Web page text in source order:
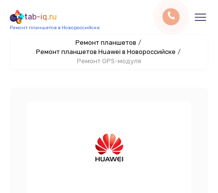
tab-iq.ru
Ремонт планшетов в Новороссийске
Ремонт планшетов /
Ремонт планшетов Huawei в Новороссийске /
Ремонт GPS-модуля